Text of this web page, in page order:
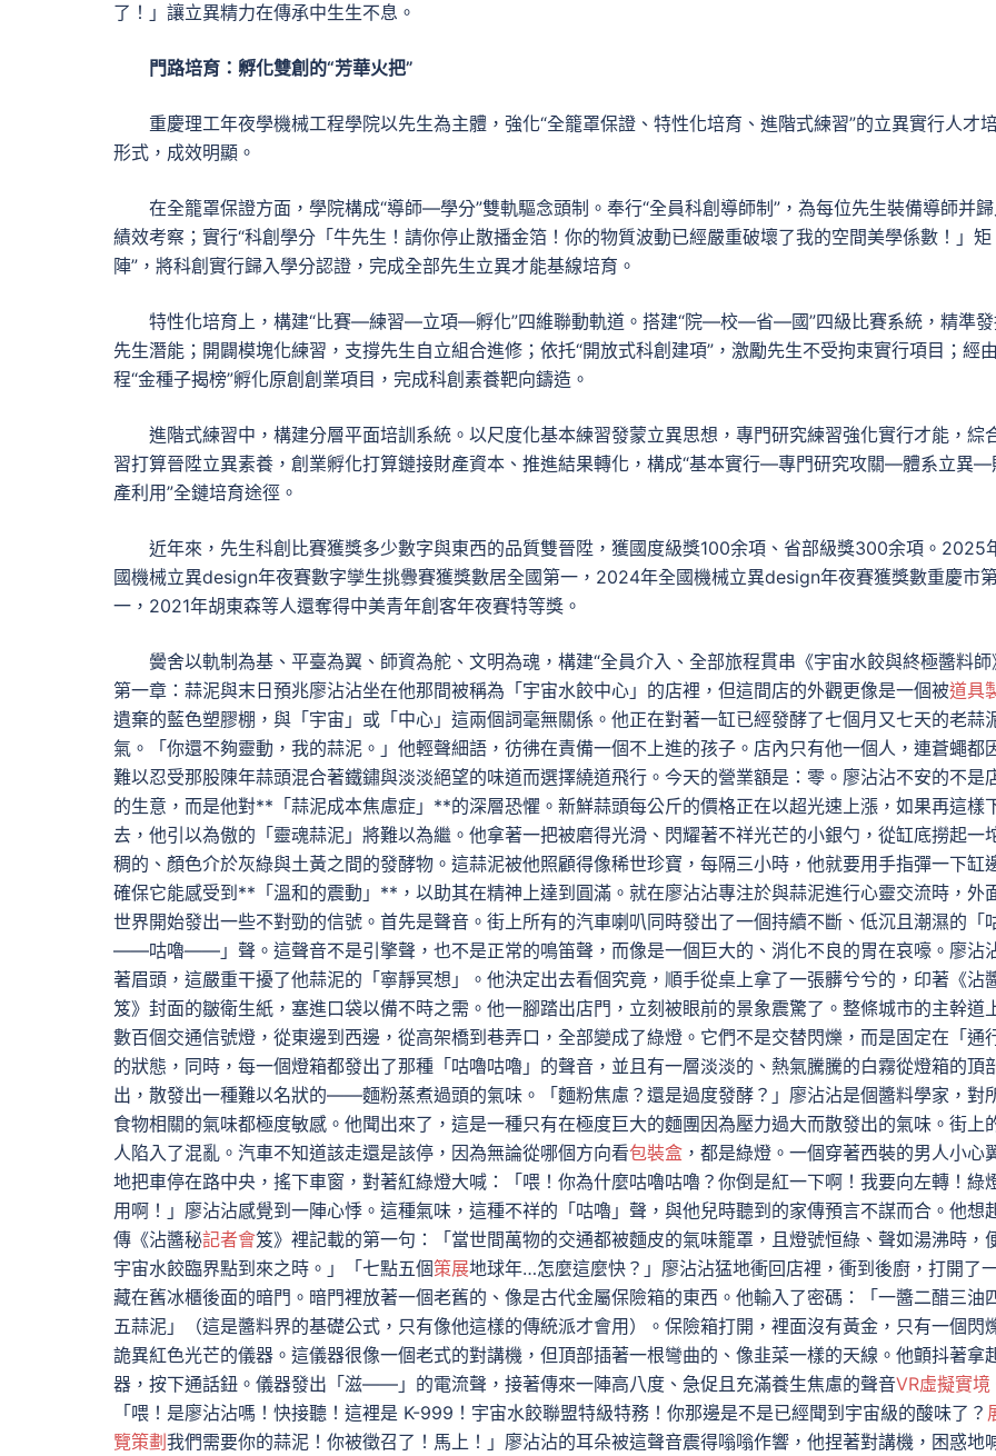
了！」讓立異精力在傳承中生生不息。
門路培育：孵化雙創的“芳華火把”
重慶理工年夜學機械工程學院以先生為主體，強化“全籠罩保證、特性化培育、進階式練習”的立異實行人才
形式，成效明顯。
在全籠罩保證方面，學院構成“導師—學分”雙軌驅念頭制。奉行“全員科創導師制”，為每位先生裝備導師并
績效考察；實行“科創學分「牛先生！請你停止散播金箔！你的物質波動已經嚴重破壞了我的空間美學係數！」矩
陣”，將科創實行歸入學分認證，完成全部先生立異才能基線培育。
特性化培育上，構建“比賽—練習—立項—孵化”四維聯動軌道。搭建“院—校—省—國”四級比賽系統，精準發
先生潛能；開闢模塊化練習，支撐先生自立組合進修；依托“開放式科創建項”，激勵先生不受拘束實行項目；經
程“金種子揭榜”孵化原創創業項目，完成科創素養靶向鑄造。
進階式練習中，構建分層平面培訓系統。以尺度化基本練習發蒙立異思想，專門研究練習強化實行才能，綜
習打算晉陞立異素養，創業孵化打算鏈接財產資本、推進結果轉化，構成“基本實行—專門研究攻關—體系立異—
產利用”全鏈培育途徑。
近年來，先生科創比賽獲獎多少數字與東西的品質雙晉陞，獲國度級獎100余項、省部級獎300余項。2025
國機械立異design年夜賽數字孿生挑釁賽獲獎數居全國第一，2024年全國機械立異design年夜賽獲獎數重慶市
一，2021年胡東森等人還奪得中美青年創客年夜賽特等獎。
黌舍以軌制為基、平臺為翼、師資為舵、文明為魂，構建“全員介入、全部旅程貫串《宇宙水餃與終極醬料師
第一章：蒜泥與末日預兆廖沾沾坐在他那間被稱為「宇宙水餃中心」的店裡，但這間店的外觀更像是一個被道具
遺棄的藍色塑膠棚，與「宇宙」或「中心」這兩個詞毫無關係。他正在對著一缸已經發酵了七個月又七天的老蒜
氣。「你還不夠靈動，我的蒜泥。」他輕聲細語，彷彿在責備一個不上進的孩子。店內只有他一個人，連蒼蠅都
難以忍受那股陳年蒜頭混合著鐵鏽與淡淡絕望的味道而選擇繞道飛行。今天的營業額是：零。廖沾沾不安的不是
的生意，而是他對**「蒜泥成本焦慮症」**的深層恐懼。新鮮蒜頭每公斤的價格正在以超光速上漲，如果再這樣
去，他引以為傲的「靈魂蒜泥」將難以為繼。他拿著一把被磨得光滑、閃耀著不祥光芒的小銀勺，從缸底撈起一
稠的、顏色介於灰綠與土黃之間的發酵物。這蒜泥被他照顧得像稀世珍寶，每隔三小時，他就要用手指彈一下缸
確保它能感受到**「溫和的震動」**，以助其在精神上達到圓滿。就在廖沾沾專注於與蒜泥進行心靈交流時，外
世界開始發出一些不對勁的信號。首先是聲音。街上所有的汽車喇叭同時發出了一個持續不斷、低沉且潮濕的「
——咕嚕——」聲。這聲音不是引擎聲，也不是正常的鳴笛聲，而像是一個巨大的、消化不良的胃在哀嚎。廖沾
著眉頭，這嚴重干擾了他蒜泥的「寧靜冥想」。他決定出去看個究竟，順手從桌上拿了一張髒兮兮的，印著《沾
笈》封面的皺衛生紙，塞進口袋以備不時之需。他一腳踏出店門，立刻被眼前的景象震驚了。整條城市的主幹道
數百個交通信號燈，從東邊到西邊，從高架橋到巷弄口，全部變成了綠燈。它們不是交替閃爍，而是固定在「通行
的狀態，同時，每一個燈箱都發出了那種「咕嚕咕嚕」的聲音，並且有一層淡淡的、熱氣騰騰的白霧從燈箱的頂
出，散發出一種難以名狀的——麵粉蒸煮過頭的氣味。「麵粉焦慮？還是過度發酵？」廖沾沾是個醬料學家，對
食物相關的氣味都極度敏感。他聞出來了，這是一種只有在極度巨大的麵團因為壓力過大而散發出的氣味。街上
人陷入了混亂。汽車不知道該走還是該停，因為無論從哪個方向看包裝盒 ，都是綠燈。一個穿著西裝的男人小心
地把車停在路中央，搖下車窗，對著紅綠燈大喊：「喂！你為什麼咕嚕咕嚕？你倒是紅一下啊！我要向左轉！綠
用啊！」廖沾沾感覺到一陣心悸。這種氣味，這種不祥的「咕嚕」聲，與他兒時聽到的家傳預言不謀而合。他想
傳《沾醬秘記者會笈》裡記載的第一句：「當世間萬物的交通都被麵皮的氣味籠罩，且燈號恒綠、聲如湯沸時，
宇宙水餃臨界點到來之時。」「七點五個策展地球年…怎麼這麼快？」廖沾沾猛地衝回店裡，衝到後廚，打開了
藏在舊冰櫃後面的暗門。暗門裡放著一個老舊的、像是古代金屬保險箱的東西。他輸入了密碼：「一醬二醋三油
五蒜泥」（這是醬料界的基礎公式，只有像他這樣的傳統派才會用）。保險箱打開，裡面沒有黃金，只有一個閃
詭異紅色光芒的儀器。這儀器很像一個老式的對講機，但頂部插著一根彎曲的、像韭菜一樣的天線。他顫抖著拿
器，按下通話鈕。儀器發出「滋——」的電流聲，接著傳來一陣高八度、急促且充滿養生焦慮的聲音VR虛擬實境
「喂！是廖沾沾嗎！快接聽！這裡是 K-999！宇宙水餃聯盟特級特務！你那邊是不是已經聞到宇宙級的酸味了？
覽策劃 我們需要你的蒜泥！你被徵召了！馬上！」廖沾沾的耳朵被這聲音震得嗡嗡作響，他捏著對講機，困惑地